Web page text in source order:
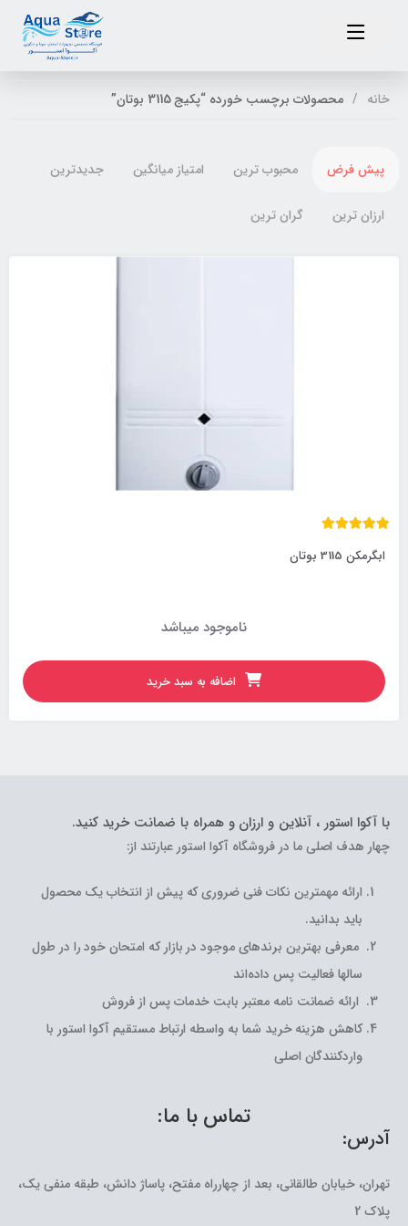
خانه محصولات برچسب خورده “پکیج 3115 بوتان”
پیش فرض محبوب ترین امتیاز میانگین جدیدترین
ارزان ترین گران ترین
ابگرمکن 3115 بوتان
ناموجود میباشد
اضافه به سبد خرید
با آکوا استور ، آنلاین و ارزان و همراه با ضمانت خرید کنید.
چهار هدف اصلی ما در فروشگاه آکوا استور عبارتند از:
ارائه مهمترین نکات فنی ضروری که پیش از انتخاب یک محصول
باید بدانید.
معرفی بهترین برندهای موجود در بازار که امتحان خود را در طول
سالها فعالیت پس داده‌اند
ارائه ضمانت نامه معتبر بابت خدمات پس از فروش
کاهش هزینه خرید شما به واسطه ارتباط مستقیم آکوا استور با
واردکنندگان اصلی
تماس با ما:
آدرس:
تهران، خیابان طالقانی، بعد از چهارراه مفتح، پاساژ دانش، طبقه منفی یک،
پلاک 2